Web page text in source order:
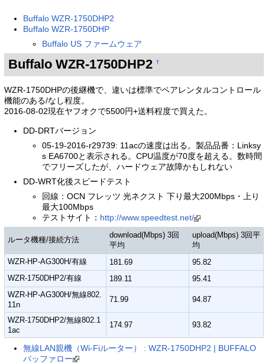
Buffalo WZR-1750DHP2
Buffalo WZR-1750DHP
Buffalo US ファームウェア
Buffalo WZR-1750DHP2 †
WZR-1750DHPの後継機で、違いは標準でペアレンタルコントロール
機能のある/なし程度。
2016-08-02現在ヤフオクで5500円+送料程度で買えた。
DD-DRTバージョン
05-19-2016-r29739: 11acの速度は出る。製品品番：Linksy
s EA6700と表示される。CPU温度が70度を超える。数時間
でフリーズしたが、ハードウェア故障かもしれない
DD-WRT化後スピードテスト
回線：OCN フレッツ 光ネクスト 下り最大200Mbps・上り
最大100Mbps
テストサイト： http://www.speedtest.net/
ルータ機種/接続方法
download(Mbps) 3回
平均
upload(Mbps) 3回平
均
WZR-HP-AG300H/有線
181.69
95.82
WZR-1750DHP2/有線
189.11
95.41
WZR-HP-AG300H/無線802.
11n
71.99 94.87
WZR-1750DHP2/無線802.1
1ac
174.97 93.82
無線LAN親機（Wi-Fiルーター） : WZR-1750DHP2 | BUFFALO
バッファロー